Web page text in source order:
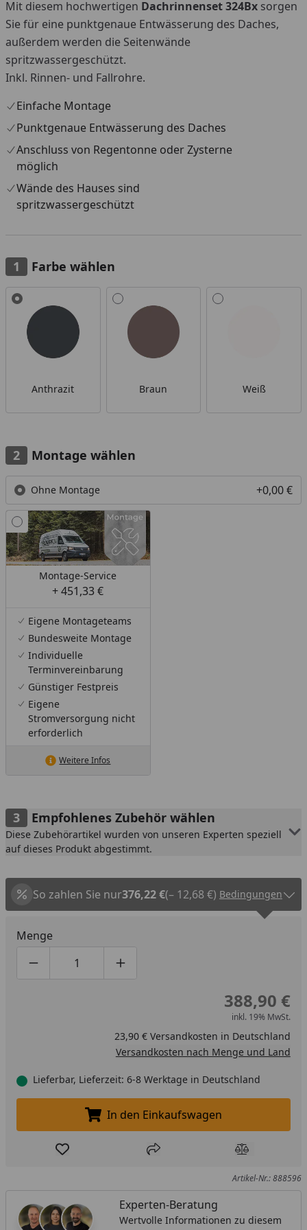
Mit diesem hochwertigen Dachrinnenset 324Bx sorgen
Sie für eine punktgenaue Entwässerung des Daches,
außerdem werden die Seitenwände
spritzwassergeschützt.
Inkl. Rinnen- und Fallrohre.
Einfache Montage
Punktgenaue Entwässerung des Daches
Anschluss von Regentonne oder Zysterne
möglich
Wände des Hauses sind
spritzwassergeschützt
Farbe wählen
Alle anzeigen (3)
Anthrazit Braun Weiß
Montage wählen
Ohne Montage +0,00 €
Montage-Service
+ 451,33 €
Eigene Montageteams
Bundesweite Montage
Individuelle
Terminvereinbarung
Günstiger Festpreis
Eigene
Stromversorgung nicht
erforderlich
Weitere Infos
Empfohlenes Zubehör wählen
Diese Zubehörartikel wurden von unseren Experten speziell
auf dieses Produkt abgestimmt.
So zahlen Sie nur376,22 €(– 12,68 €) Bedingungen
Menge
Produktmenge um eins verringern
Produktmenge manuell eingeben
Produktmenge um eins erhöhen
388,90 €
inkl. 19% MwSt.
23,90 € Versandkosten in Deutschland
Versandkosten nach Menge und Land
Lieferbar, Lieferzeit: 6-8 Werktage in Deutschland
In den Einkaufswagen legen
In den Einkaufswagen
Produkt zur Wunschliste hinzufügen
Teilen Produkt
Artikel-Nr.: 888596
Experten-Beratung
Wertvolle Informationen zu diesem